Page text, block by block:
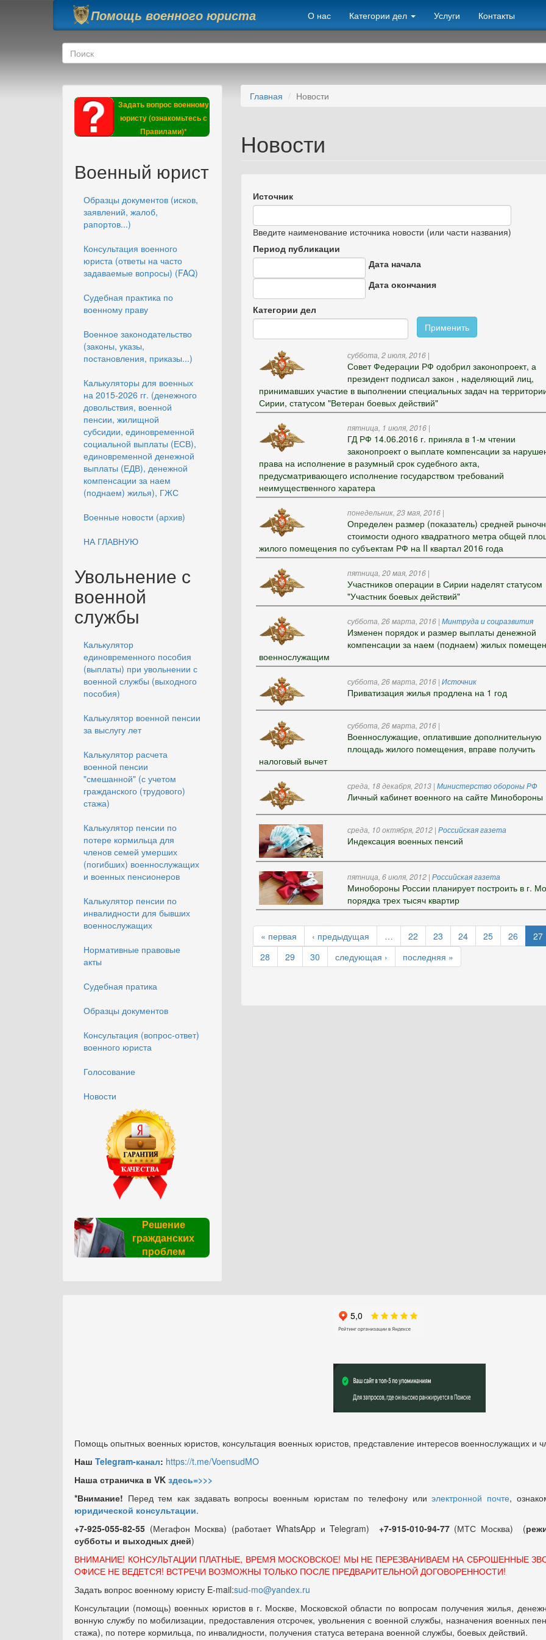
Перейти к основному содержанию
Помощь военного юриста О нас Категории дел Услуги Контакты
Форма поиска
Поиск
Задать вопрос военному
юристу (ознакомьтесь с
Правилами)*
Военный юрист
Образцы документов (исков,
заявлений, жалоб,
рапортов...)
Консультация военного
юриста (ответы на часто
задаваемые вопросы) (FAQ)
Судебная практика по
военному праву
Военное законодательство
(законы, указы,
постановления, приказы...)
Калькуляторы для военных
на 2015-2026 гг. (денежного
довольствия, военной
пенсии, жилищной
субсидии, единовременной
социальной выплаты (ЕСВ),
единовременной денежной
выплаты (ЕДВ), денежной
компенсации за наем
(поднаем) жилья), ГЖС
Военные новости (архив)
НА ГЛАВНУЮ
Увольнение с
военной
службы
Калькулятор
единовременного пособия
(выплаты) при увольнении с
военной службы (выходного
пособия)
Калькулятор военной пенсии
за выслугу лет
Калькулятор расчета
военной пенсии
"смешанной" (с учетом
гражданского (трудового)
стажа)
Калькулятор пенсии по
потере кормильца для
членов семей умерших
(погибших) военнослужащих
и военных пенсионеров
Калькулятор пенсии по
инвалидности для бывших
военнослужащих
Нормативные правовые
акты
Судебная пратика
Образцы документов
Консультация (вопрос-ответ)
военного юриста
Голосование
Новости
Решение
гражданских
проблем
Главная Новости
Новости
Источник
Введите наименование источника новости (или части названия)
Период публикации
Дата начала
Дата окончания
Дата
Категории дел
Применить
суббота, 2 июля, 2016|
Совет Федерации РФ одобрил законопроект, а
президент подписал закон , наделяющий лиц,
принимавших участие в выполнении специальных задач на
Сирии, статусом "Ветеран боевых действий"
пятница, 1 июля, 2016|
ГД РФ 14.06.2016 г. приняла в 1-м чтении
законопроект о выплате компенсации за
права на исполнение в разумный срок судебного акта,
предусматривающего исполнение государством требований
неимущественного харатера
понедельник, 23 мая, 2016|
Определен размер (показатель) средней
стоимости одного квадратного метра общей
жилого помещения по субъектам РФ на II квартал 2016 года
пятница, 20 мая, 2016|
Участников операции в Сирии наделят статусом
"Участник боевых действий"
суббота, 26 марта, 2016| Минтруда и соцразвития
Изменен порядок и размер выплаты денежной
компенсации за наем (поднаем) жилых
военнослужащим
суббота, 26 марта, 2016| Источник
Приватизация жилья продлена на 1 год
суббота, 26 марта, 2016|
Военнослужащие, оплатившие дополнительную
площадь жилого помещения, вправе получить
налоговый вычет
среда, 18 декабря, 2013| Министерство обороны РФ
Личный кабинет военного на сайте
среда, 10 октября, 2012| Российская газета
Индексация военных пенсий
пятница, 6 июля, 2012| Российская газета
Минобороны России планирует построить в г.
порядка трех тысяч квартир
« первая ‹ предыдущая … 22 23 24 25 26
27
28
29 30 следующая › последняя »
Помощь опытных военных юристов, консультация военных юристов, представление интересов военнослужащих и
Наш Telegram-канал: https://t.me/VoensudMO
Наша страничка в VK здесь=>>>
*Внимание! Перед тем как задавать вопросы военным юристам по телефону илиэлектронной почте,
юридической консультации.
+7-925-055-82-55 (Мегафон Москва) (работает WhatsApp и Telegram) +7-915-010-94-77 (МТС Москва) (
субботы и выходных дней)
ВНИМАНИЕ! КОНСУЛЬТАЦИИ ПЛАТНЫЕ, ВРЕМЯ МОСКОВСКОЕ! МЫ НЕ ПЕРЕЗВАНИВАЕМ НА СБРОШЕННЫЕ
ОФИСЕ НЕ ВЕДЕТСЯ! ВСТРЕЧИ ВОЗМОЖНЫ ТОЛЬКО ПОСЛЕ ПРЕДВАРИТЕЛЬНОЙ ДОГОВОРЕННОСТИ!
Задать вопрос военному юристу E-mail:sud-mo@yandex.ru
Консультации (помощь) военных юристов в г. Москве, Московской области по вопросам получения жилья,
вонную службу по мобилизации, предоставления отсрочек, увольнения с военной службы, назначения военных
стажа), по потере кормильца, по инвалидности, получения статуса ветерана военной службы, боевых действий.